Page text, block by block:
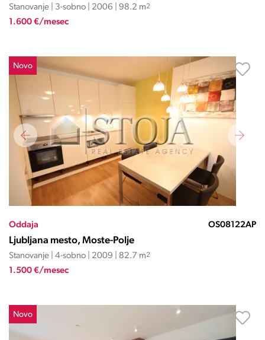
Stanovanje | 3-sobno | 2006 | 98.2 m2
1.600 €/mesec
Novo
Oddaja OS08122AP
Ljubljana mesto, Moste-Polje
Stanovanje | 4-sobno | 2009 | 82.7 m2
1.500 €/mesec
Novo